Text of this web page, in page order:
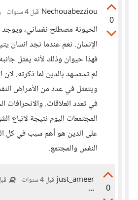
0
Nechouabezziou قبل 4 سنوات
الحيونة مصطلح نفساني،
الإنسان. نعم عندما نجد انسان
فهذا حيوان وذلك لأنه يمثل
لم تستشهد بالدين لما ذكرته.
ويتمثل في عدد من الأمراض
في تعدد العلاقات. والانحرافات
المجتمعات اليوم نتيجة لاتباع
على الدين هو أهم سبب في كل
النفس والمجتمع.
0
just_ameer قبل 4 سنوات قبل 4